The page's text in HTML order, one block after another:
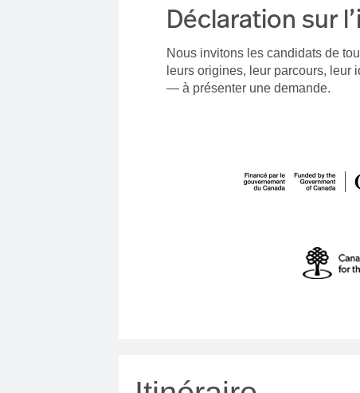
Déclaration sur
Nous invitons les candidats de
leurs origines, leur parcours, leur
— à présenter une demande.